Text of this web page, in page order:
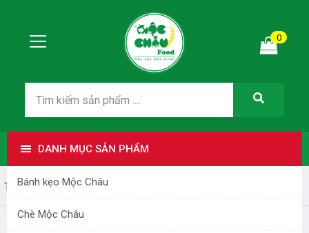
0
DANH MỤC SẢN PHẨM
Bánh kẹo Mộc Châu
Chè Mộc Châu
Trang nhất Bài viết